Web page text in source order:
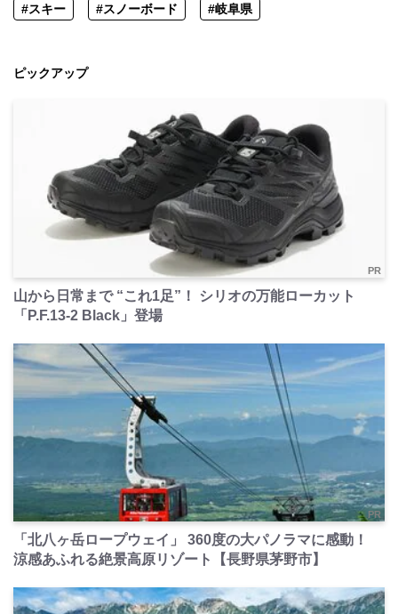
#スキー #スノーボード #岐阜県
ピックアップ
PR
山から日常まで “これ1足”！ シリオの万能ローカット
「P.F.13-2 Black」登場
PR
「北八ヶ岳ロープウェイ」 360度の大パノラマに感動！
涼感あふれる絶景高原リゾート【長野県茅野市】